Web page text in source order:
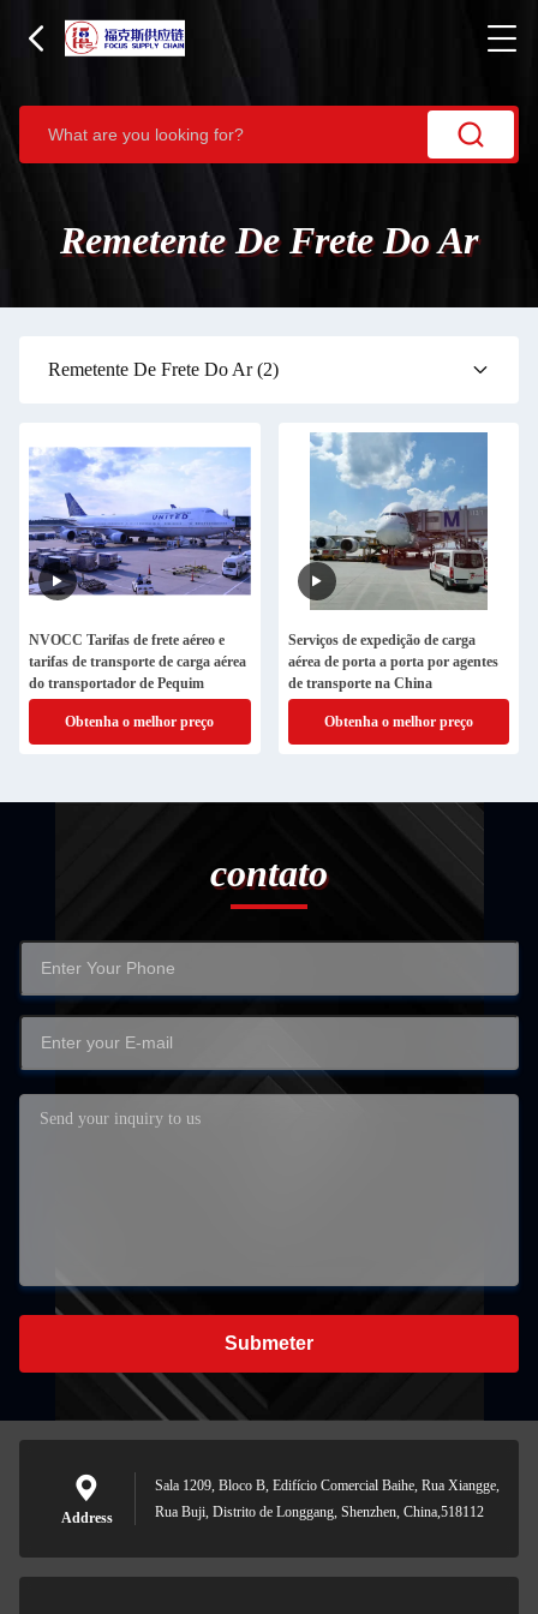
Remetente De Frete Do Ar
Remetente De Frete Do Ar(2)
NVOCC Tarifas de frete aéreo e
tarifas de transporte de carga aérea
do transportador de Pequim
Obtenha o melhor preço
Serviços de expedição de carga
aérea de porta a porta por agentes
de transporte na China
Obtenha o melhor preço
contato
Submeter
Address
Sala 1209, Bloco B, Edifício Comercial Baihe, Rua Xiangge,
Rua Buji, Distrito de Longgang, Shenzhen, China,518112